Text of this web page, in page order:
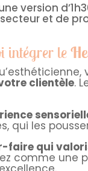
version
et de
intégrer le
clientèle.
qui les
faire qui
comme une